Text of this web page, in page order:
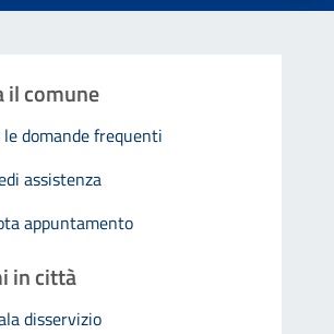
il comune
le domande frequenti
assistenza
appuntamento
in città
disservizio